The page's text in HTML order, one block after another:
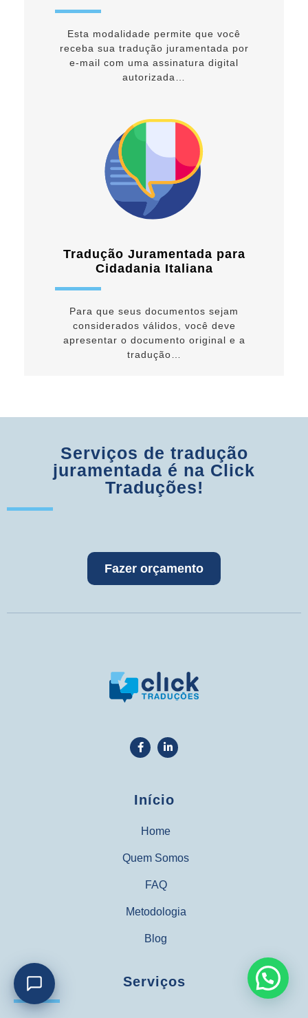
Esta modalidade permite que você
receba sua tradução juramentada por
e-mail com uma assinatura digital
autorizada…
Tradução Juramentada para
Cidadania Italiana
Para que seus documentos sejam
considerados válidos, você deve
apresentar o documento original e a
tradução…
Serviços de tradução
juramentada é na Click
Traduções!
Fazer orçamento
Início
Home
Quem Somos
FAQ
Metodologia
Blog
Serviços